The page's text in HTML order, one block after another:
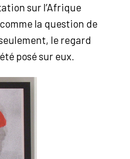
sur l’Afrique
la question de
le regard
posé sur eux.